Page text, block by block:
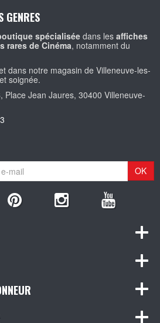
GENRES
spécialisée dans les affiches
rares de Cinéma, notamment du
dans notre magasin de Villeneuve-les-
soignée.
Place Jean Jaures, 30400 Villeneuve-
OK